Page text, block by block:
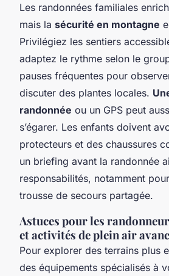
Les randonnées familiales
mais la sécurité en montagne
Privilégiez les sentiers
adaptez le rythme selon le
pauses fréquentes pour
discuter des plantes locales.
randonnée ou un GPS peut
s’égarer. Les enfants doivent
protecteurs et des chaussures
un briefing avant la randonnée
responsabilités, notamment
trousse de secours partagée.
Astuces pour les
et activités de plein air
Pour explorer des terrains plus
des équipements spécialisés à